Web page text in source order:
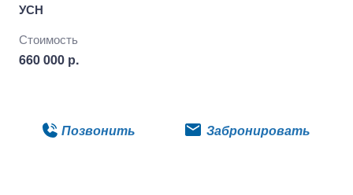
УСН
Стоимость
660 000 р.
Позвонить Забронировать